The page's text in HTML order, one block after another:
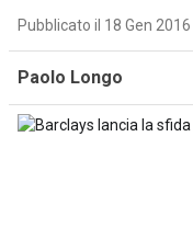
Pubblicato il 18 Gen 2016
Paolo Longo